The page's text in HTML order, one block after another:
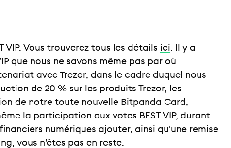
VIP. Vous trouverez tous les détails ici. Il y a
que nous ne savons même pas par où
avec Trezor, dans le cadre duquel nous
de 20 % sur les produits Trezor, les
de notre toute nouvelle Bitpanda Card,
la participation aux votes BEST VIP, durant
numériques ajouter, ainsi qu'une remise
vous n’êtes pas en reste.